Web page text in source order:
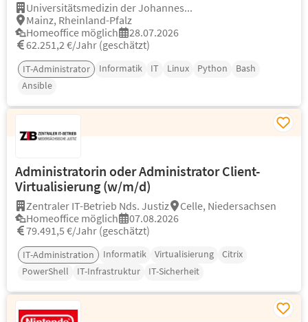
Universitätsmedizin der Johannes...
Mainz, Rheinland-Pfalz
Homeoffice möglich
28.07.2026
62.251,2 €/Jahr (geschätzt)
IT-Administrator Informatik IT Linux Python
Bash
Ansible
Administratorin oder Administrator Client-
Virtualisierung (w/m/d)
Zentraler IT-Betrieb Nds. Justiz
Celle, Niedersachsen
Homeoffice möglich
07.08.2026
79.491,5 €/Jahr (geschätzt)
IT-Administration Informatik Virtualisierung
Citrix
PowerShell
IT-Infrastruktur IT-Sicherheit